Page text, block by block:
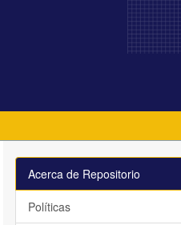
Acerca de Repositorio
Políticas